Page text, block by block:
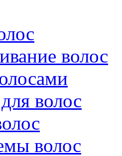
волос
волос
волос